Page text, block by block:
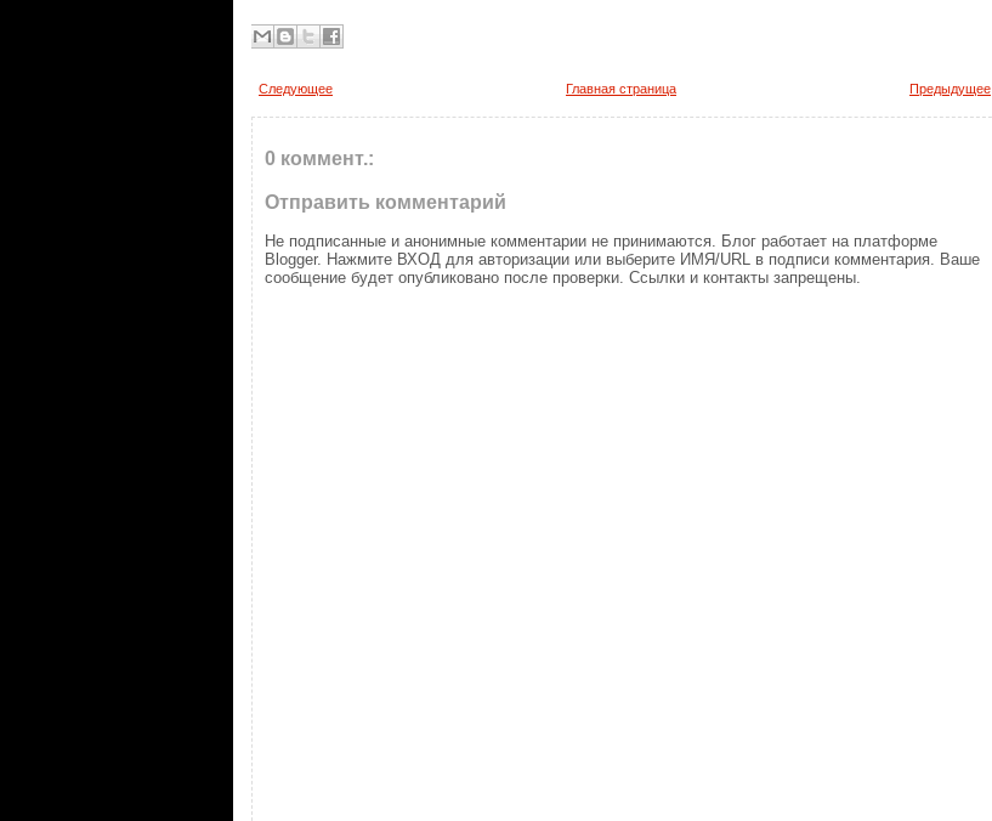
Следующее Предыдущее
Главная страница
0 коммент.:
Отправить комментарий
Не подписанные и анонимные комментарии не принимаются. Блог работает на платформе
Blogger. Нажмите ВХОД для авторизации или выберите ИМЯ/URL в подписи комментария. Ваше
сообщение будет опубликовано после проверки. Ссылки и контакты запрещены.